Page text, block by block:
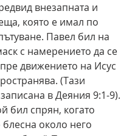
внезапната и
която е имал по
Павел бил на
с намерението да се
движението на Исус
(Тази
в Деяния 9:1-9).
бил спрян, когато
блесна около него